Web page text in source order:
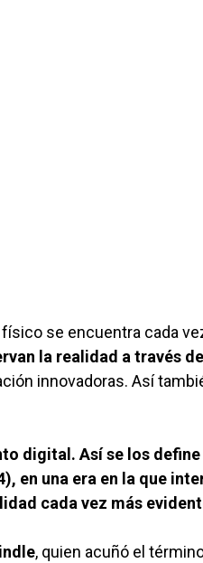
se encuentra cada
la realidad a través
innovadoras. Así
digital. Así se los
en una era en la que
cada vez más
, quien acuñó el